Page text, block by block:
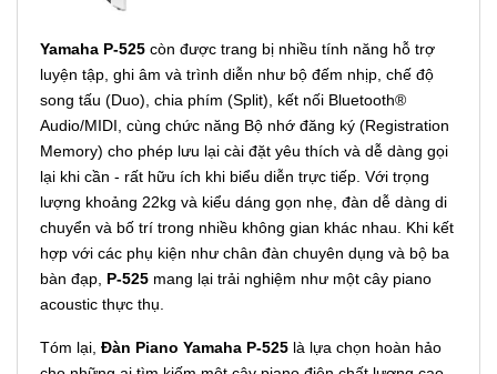
Yamaha P-525 còn được trang bị nhiều tính năng hỗ trợ
luyện tập, ghi âm và trình diễn như bộ đếm nhịp, chế độ
song tấu (Duo), chia phím (Split), kết nối Bluetooth®
Audio/MIDI, cùng chức năng Bộ nhớ đăng ký (Registration
Memory) cho phép lưu lại cài đặt yêu thích và dễ dàng gọi
lại khi cần - rất hữu ích khi biểu diễn trực tiếp. Với trọng
lượng khoảng 22kg và kiểu dáng gọn nhẹ, đàn dễ dàng di
chuyển và bố trí trong nhiều không gian khác nhau. Khi kết
hợp với các phụ kiện như chân đàn chuyên dụng và bộ ba
bàn đạp, P-525 mang lại trải nghiệm như một cây piano
acoustic thực thụ.
Tóm lại, Đàn Piano Yamaha P-525 là lựa chọn hoàn hảo